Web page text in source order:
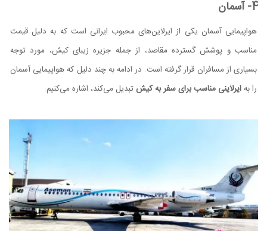
4- آسمان
هواپیمایی آسمان یکی از ایرلاین‌های محبوب ایرانی است که به دلیل قیمت
مناسب و پوشش گسترده مقاصد، از جمله جزیره زیبای کیش، مورد توجه
بسیاری از مسافران قرار گرفته است. در ادامه به چند دلیل که هواپیمایی آسمان
را بهایرلاینی مناسب برای سفر به کیش تبدیل می‌کند، اشاره می‌کنیم: